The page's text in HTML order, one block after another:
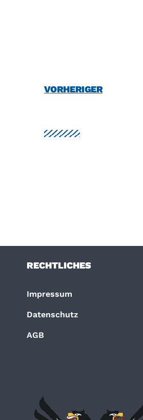
VORHERIGER
RECHTLICHES
Impressum
Datenschutz
AGB